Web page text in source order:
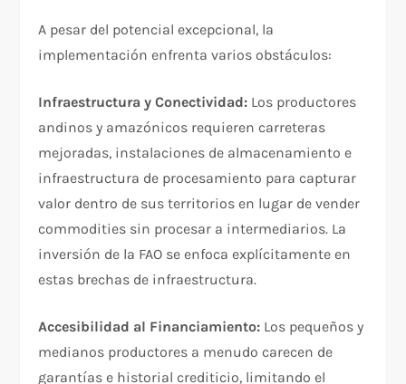
A pesar del potencial excepcional, la
implementación enfrenta varios obstáculos:
Infraestructura y Conectividad: Los productores
andinos y amazónicos requieren carreteras
mejoradas, instalaciones de almacenamiento e
infraestructura de procesamiento para capturar
valor dentro de sus territorios en lugar de vender
commodities sin procesar a intermediarios. La
inversión de la FAO se enfoca explícitamente en
estas brechas de infraestructura.
Accesibilidad al Financiamiento: Los pequeños y
medianos productores a menudo carecen de
garantías e historial crediticio, limitando el